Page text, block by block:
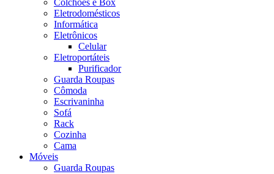
Colchões e Box
Eletrodomésticos
Informática
Eletrônicos
Celular
Eletroportáteis
Purificador
Guarda Roupas
Cômoda
Escrivaninha
Sofá
Rack
Cozinha
Cama
Móveis
Guarda Roupas